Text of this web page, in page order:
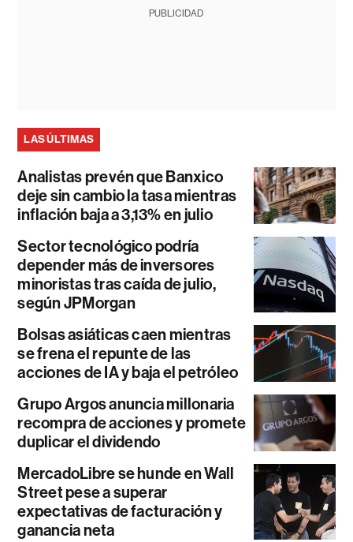
PUBLICIDAD
LAS ÚLTIMAS
Analistas prevén que Banxico
deje sin cambio la tasa mientras
inflación baja a 3,13% en julio
Sector tecnológico podría
depender más de inversores
minoristas tras caída de julio,
según JPMorgan
Bolsas asiáticas caen mientras
se frena el repunte de las
acciones de IA y baja el petróleo
Grupo Argos anuncia millonaria
recompra de acciones y promete
duplicar el dividendo
MercadoLibre se hunde en Wall
Street pese a superar
expectativas de facturación y
ganancia neta